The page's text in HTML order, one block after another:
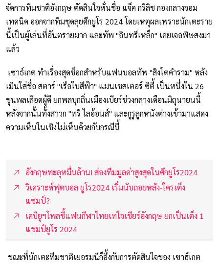
จัดการทีมชาติอังกฤษ ตัดสินใจหั่นชื่อ แจ็ค กรีลิช กองกลางจอม
เทคนิค ออกจากทีมชุดลุยศึกยูโร 2024 โดยเหตุผลเพราะนักเตะราย
นี้เป็นผู้เล่นที่อันตรายมาก และทัพ "อินทรีเหล็ก" เคยเจอพิษสงมา
แล้ว
เซาธ์เกต ทำเรื่องสุดช็อกสำหรับแฟนบอลทัพ "สิงโตคำราม" หลัง
เมินใส่ชื่อ สตาร์ "เรือใบสีฟ้า" แมนเชสเตอร์ ซิตี้ เป็นหนึ่งใน 26
ขุนพลเลือดผู้ดี ยกพลบุกถิ่นเมืองเบียร์ช่วงกลางเดือนมิถุนายนนี้
หลังจากนั้นทั้งสาวก "ทรี ไลอ้อนส์" และกูรูลูกหนังต่างเข้ามาแสดง
ความเห็นในเชิงไม่เห็นด้วยกับกรณีนี้
อังกฤษทะลุหมื่นล้าน! ส่องทีมมูลค่าสูงสุดในศึกยูโร2024
วิเคราะห์ฟุตบอล ยูโร2024 เริ่มนับถอยหลัง-ใครเต็ง
แชมป์?
เคบียูฯโพลชี้แฟนกีฬาไทยเทใจเชียร์อังกฤษ ยกเป็นเต็ง 1
แชมป์ยูโร 2024
ขณะที่นักเตะทีมชาติเยอรมนีก็อึ้งกับการตัดสินใจของ เซาธ์เกต